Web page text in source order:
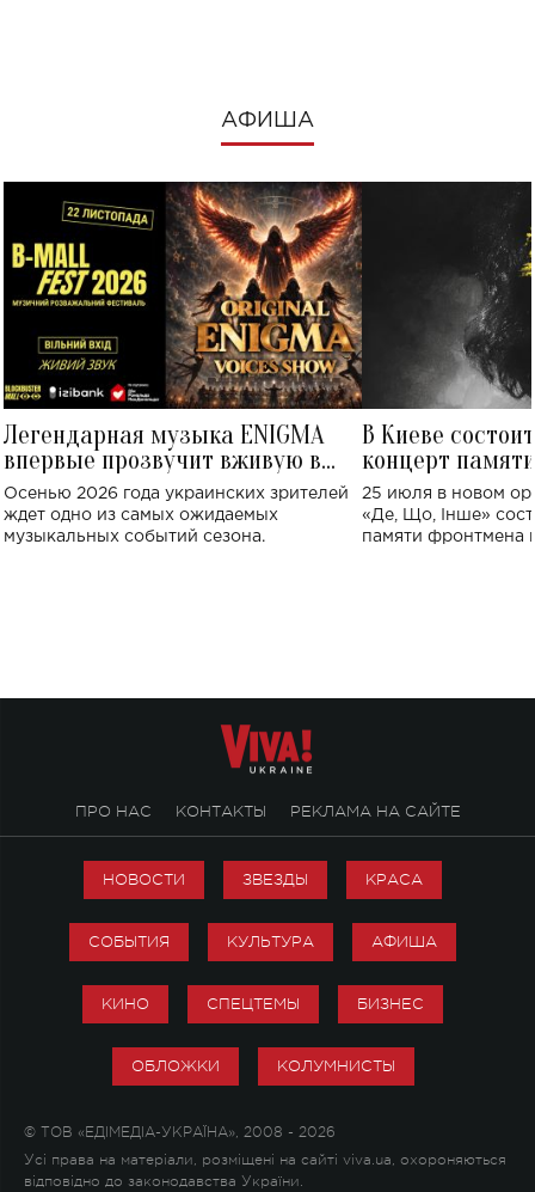
АФИША
Легендарная музыка ENIGMA
впервые прозвучит вживую в
Украине: где состоится концерт
Осенью 2026 года украинских зрителей
ждет одно из самых ожидаемых
музыкальных событий сезона.
В Киеве
концерт
Клименко:
исполнят песни
25 июля в новом
«Де, Що, Інше»
памяти фронтмена
ПРО НАС КОНТАКТЫ РЕКЛАМА НА САЙТЕ
НОВОСТИ ЗВЕЗДЫ КРАСА
СОБЫТИЯ КУЛЬТУРА АФИША
КИНО СПЕЦТЕМЫ БИЗНЕС
ОБЛОЖКИ КОЛУМНИСТЫ
© ТОВ «ЕДІМЕДІА-УКРАЇНА», 2008 - 2026
Усі права на матеріали, розміщені на сайті viva.ua, охороняються
відповідно до законодавства України.